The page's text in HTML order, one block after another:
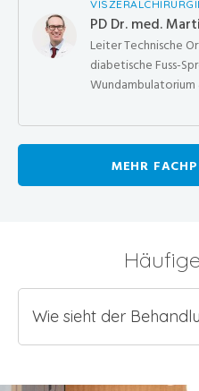
PD Dr. med.
Leiter Technische
diabetische Fuss-
Wundambulatorium
MEHR
Wie sieht der